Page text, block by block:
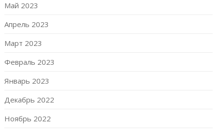
Май 2023
Апрель 2023
Март 2023
Февраль 2023
Январь 2023
Декабрь 2022
Ноябрь 2022